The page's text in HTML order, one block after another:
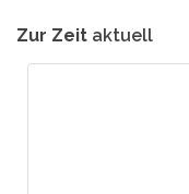
Zur Zeit aktuell